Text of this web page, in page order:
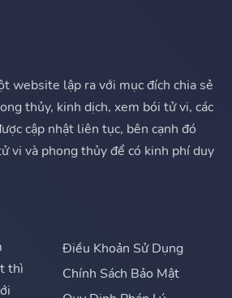
website lập ra với mục đích chia sẻ
thủy, kinh dịch, xem bói tử vi, các
cập nhật liên tục, bên cạnh đó
vi và phong thủy để có kinh phí duy
thì
Điều Khoản Sử Dụng
Chính Sách Bảo Mật